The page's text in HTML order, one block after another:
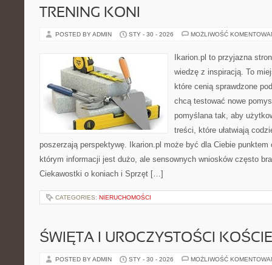
TRENING KONI
POSTED BY ADMIN STY - 30 - 2026 MOŻLIWOŚĆ
Ikarion.pl to przyjazna
wiedzę z inspiracją. To
które cenią sprawdzone
chcą testować nowe
pomyślana tak, aby
treści, które ułatwiają
poszerzają perspektywę. Ikarion.pl może być dla Ciebie punktem
którym informacji jest dużo, ale sensownych wniosków często
Ciekawostki o koniach i Sprzęt […]
CATEGORIES: NIERUCHOMOŚCI
ŚWIĘTA I UROCZYSTOŚCI
POSTED BY ADMIN STY - 30 - 2026 MOŻLIWOŚĆ